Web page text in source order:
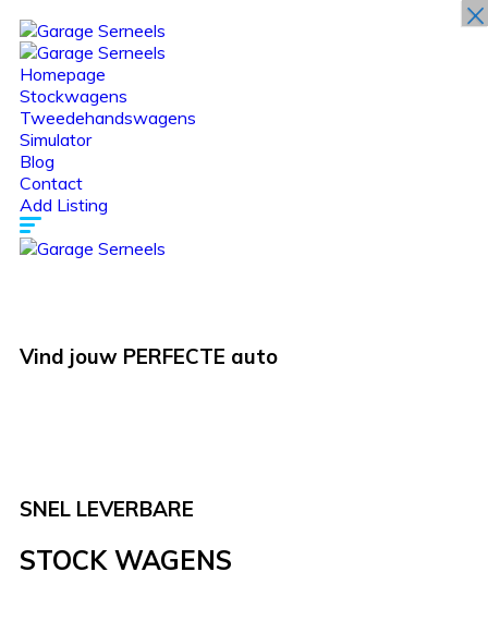
Homepage
Stockwagens
Tweedehandswagens
Simulator
Blog
Contact
Add Listing
Vind jouw PERFECTE auto
SNEL LEVERBARE
STOCK WAGENS
×